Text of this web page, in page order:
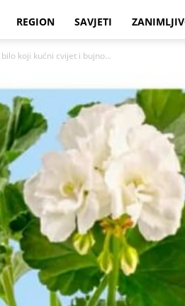
REGION SAVJETI
bilo koji kućni cvijet i bujno...